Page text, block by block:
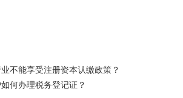
业不能享受注册资本认缴政策？
何办理税务登记证？